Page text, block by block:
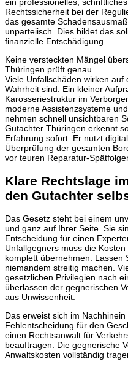
Rechtssicherheit bei der
das gesamte
unparteiisch. Dies bildet das
finanzielle Entschädigung.
Keine versteckten Mängel
Thüringen prüft genau
Viele Unfallschäden wirken auf
Wahrheit sind. Ein kleiner
Karosseriestruktur im
moderne Assistenzsysteme
nehmen schnell unsichtbaren
Gutachter Thüringen erkennt
Erfahrung sofort. Er nutzt
Überprüfung der gesamten
vor teuren Reparatur-
Klare Rechtslage
den Gutachter
Das Gesetz steht bei einem
und ganz auf Ihrer Seite. Sie
Entscheidung für einen
Unfallgegners muss die
komplett übernehmen. Lassen
niemandem streitig machen.
gesetzlichen Privilegien nach
überlassen der gegnerischen
aus Unwissenheit.
Das erweist sich im
Fehlentscheidung für den
einen Rechtsanwalt für
beauftragen. Die gegnerische
Anwaltskosten vollständig